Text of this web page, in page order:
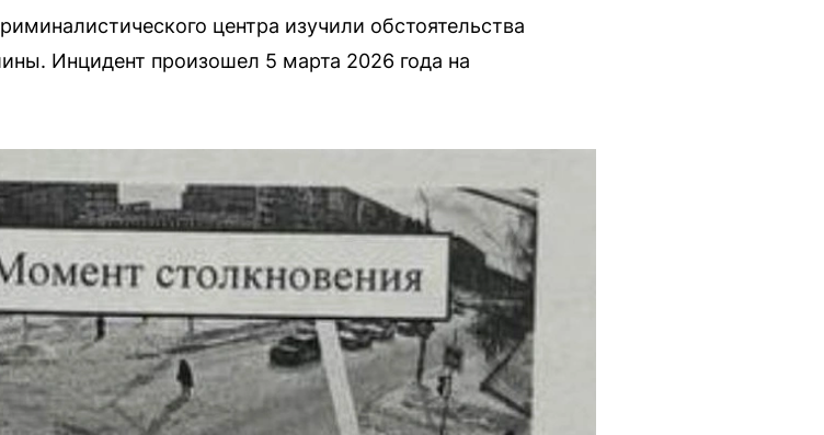
центра изучили обстоятельства
Инцидент произошел 5 марта 2026 года на